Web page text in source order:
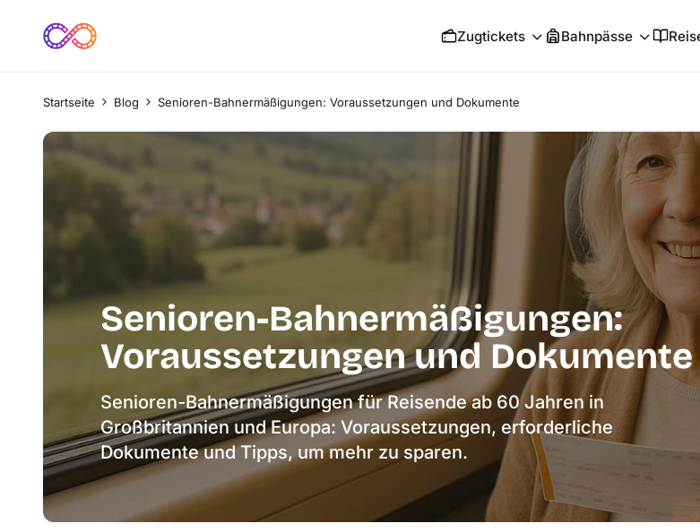
Zugtickets Bahnpässe
Startseite Blog Senioren-Bahnermäßigungen: Voraussetzungen und Dokumente
Senioren-Bahnermäßigungen:
Voraussetzungen und Dokumente
Senioren-Bahnermäßigungen für Reisende ab 60 Jahren in
Großbritannien und Europa: Voraussetzungen, erforderliche
Dokumente und Tipps, um mehr zu sparen.